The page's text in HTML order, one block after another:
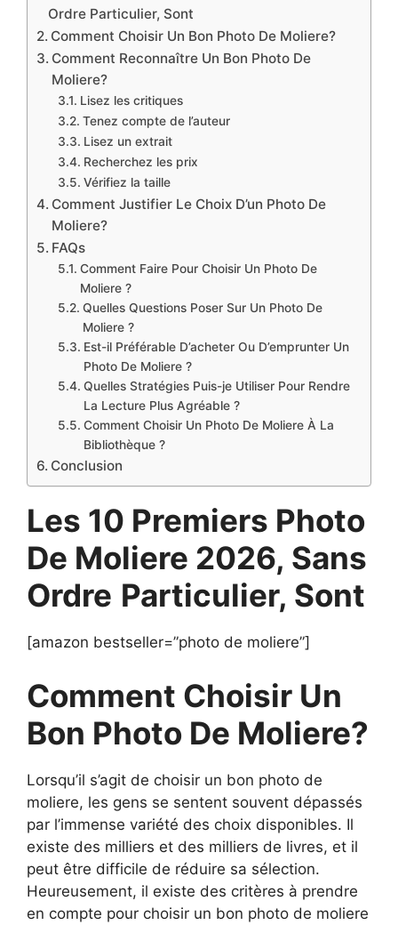
Ordre Particulier, Sont
Comment Choisir Un Bon Photo De Moliere?
Comment Reconnaître Un Bon Photo De
Moliere?
Lisez les critiques
Tenez compte de l’auteur
Lisez un extrait
Recherchez les prix
Vérifiez la taille
Comment Justifier Le Choix D’un Photo De
Moliere?
FAQs
Comment Faire Pour Choisir Un Photo De
Moliere ?
Quelles Questions Poser Sur Un Photo De
Moliere ?
Est-il Préférable D’acheter Ou D’emprunter Un
Photo De Moliere ?
Quelles Stratégies Puis-je Utiliser Pour Rendre
La Lecture Plus Agréable ?
Comment Choisir Un Photo De Moliere À La
Bibliothèque ?
Conclusion
Les 10 Premiers Photo
De Moliere 2026, Sans
Ordre Particulier, Sont
[amazon bestseller=”photo de moliere”]
Comment Choisir Un
Bon Photo De Moliere?
Lorsqu’il s’agit de choisir un bon photo de
moliere, les gens se sentent souvent dépassés
par l’immense variété des choix disponibles. Il
existe des milliers et des milliers de livres, et il
peut être difficile de réduire sa sélection.
Heureusement, il existe des critères à prendre
en compte pour choisir un bon photo de moliere